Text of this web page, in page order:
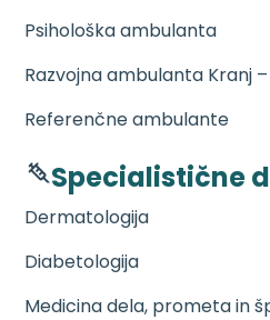
Psihološka ambulanta
Razvojna ambulanta Kranj
Referenčne ambulante
Specialistične
Dermatologija
Diabetologija
Medicina dela, prometa in